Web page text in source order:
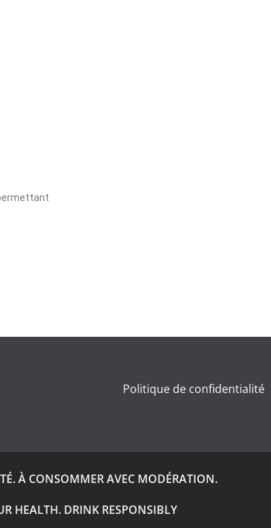
Politique de confidentialité
À CONSOMMER AVEC MODÉRATION.
HEALTH. DRINK RESPONSIBLY